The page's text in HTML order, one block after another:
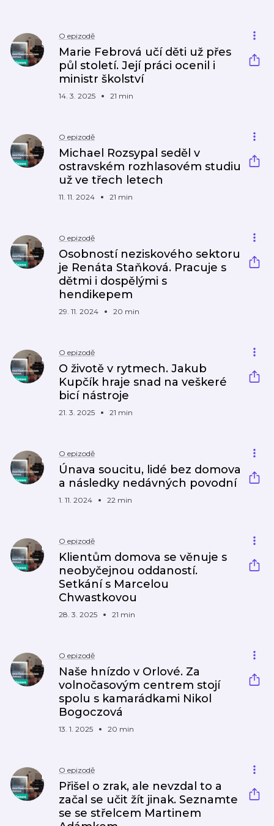
O epizodě
Marie Febrová učí děti už přes
půl století. Její práci ocenil i
ministr školství
14. 3. 2025 21 min
O epizodě
Michael Rozsypal seděl v
ostravském rozhlasovém studiu
už ve třech letech
11. 11. 2024 21 min
O epizodě
Osobností neziskového sektoru
je Renáta Staňková. Pracuje s
dětmi i dospělými s
hendikepem
29. 11. 2024 20 min
O epizodě
O životě v rytmech. Jakub
Kupčík hraje snad na veškeré
bicí nástroje
21. 3. 2025 21 min
O epizodě
Únava soucitu, lidé bez domova
a následky nedávných povodní
1. 11. 2024 22 min
O epizodě
Klientům domova se věnuje s
neobyčejnou oddaností.
Setkání s Marcelou
Chwastkovou
28. 3. 2025 21 min
O epizodě
Naše hnízdo v Orlové. Za
volnočasovým centrem stojí
spolu s kamarádkami Nikol
Bogoczová
13. 1. 2025 20 min
O epizodě
Přišel o zrak, ale nevzdal to a
začal se učit žít jinak. Seznamte
se se střelcem Martinem